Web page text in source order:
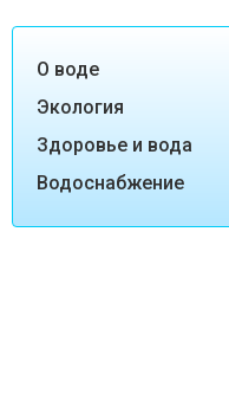
О воде
Экология
Здоровье и вода
Водоснабжение